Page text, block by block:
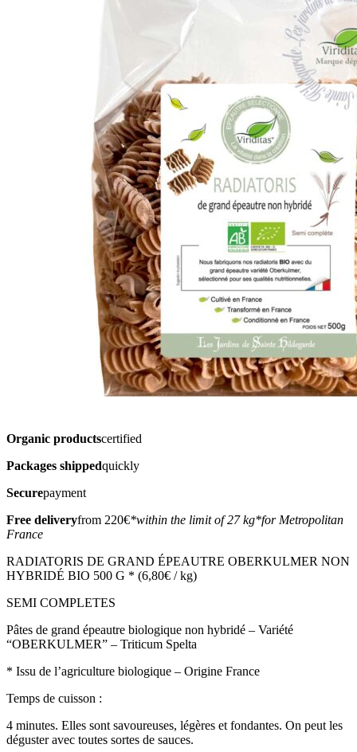
Organic productscertified
Packages shippedquickly
Securepayment
Free deliveryfrom 220€*within the limit of 27 kg*for Metropolitan
France
RADIATORIS DE GRAND ÉPEAUTRE OBERKULMER NON
HYBRIDÉ BIO 500 G * (6,80€ / kg)
SEMI COMPLETES
Pâtes de grand épeautre biologique non hybridé – Variété
“OBERKULMER” – Triticum Spelta
* Issu de l’agriculture biologique – Origine France
Temps de cuisson :
4 minutes. Elles sont savoureuses, légères et fondantes. On peut les
déguster avec toutes sortes de sauces.